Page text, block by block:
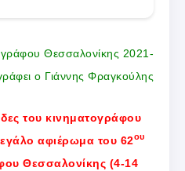
Θεσσαλονίκης 2021-
ο Γιάννης Φραγκούλης
του κινηματογράφου
αφιέρωμα του 62oυ
Θεσσαλονίκης (4-14